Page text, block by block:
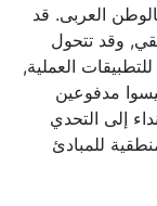
العربى. قد
وقد تتحول
العملية,
مدفوعين
إلى التحدي
للمبادئ